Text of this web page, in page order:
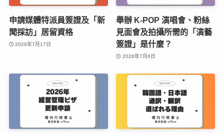
申請媒體特派員簽證及「新
聞採訪」居留資格
2026年7月17日
舉辦 K-POP 演唱會、粉絲
見面會及拍攝所需的「演藝
簽證」是什麼？
2026年7月6日